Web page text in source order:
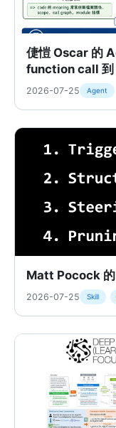
倢愷 Oscar 的
function call
2026-07-25 Agent
Matt Pocock
2026-07-25 Skill